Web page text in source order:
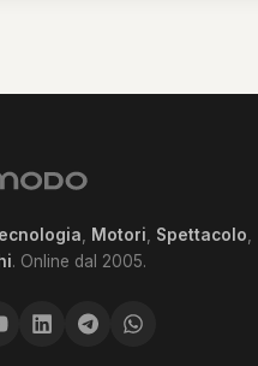
Motori Spettacolo
. Online dal 2005.